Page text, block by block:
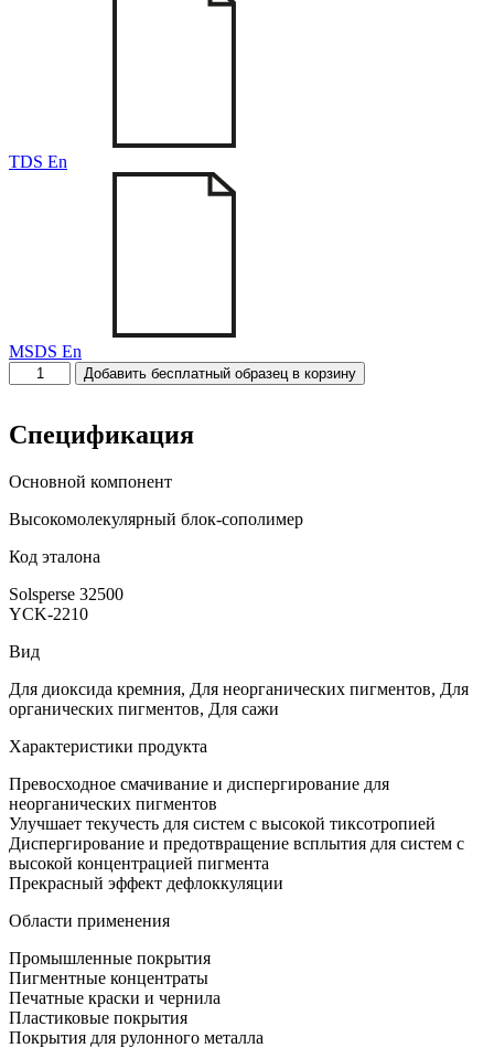
TDS En
MSDS En
Количество
товара
6500K
Добавить бесплатный образец в корзину
Спецификация
Основной компонент
Высокомолекулярный блок-сополимер
Код эталона
Solsperse 32500
YCK-2210
Вид
Для диоксида кремния, Для неорганических пигментов, Для
органических пигментов, Для сажи
Характеристики продукта
Превосходное смачивание и диспергирование для
неорганических пигментов
Улучшает текучесть для систем с высокой тиксотропией
Диспергирование и предотвращение всплытия для систем с
высокой концентрацией пигмента
Прекрасный эффект дефлоккуляции
Области применения
Промышленные покрытия
Пигментные концентраты
Печатные краски и чернила
Пластиковые покрытия
Покрытия для рулонного металла